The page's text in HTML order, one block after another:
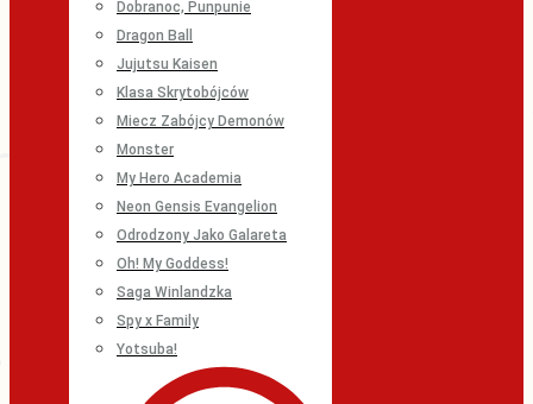
Dobranoc, Punpunie
Dragon Ball
Jujutsu Kaisen
Klasa Skrytobójców
Miecz Zabójcy Demonów
Monster
My Hero Academia
Neon Gensis Evangelion
Odrodzony Jako Galareta
Oh! My Goddess!
Saga Winlandzka
Spy x Family
Yotsuba!